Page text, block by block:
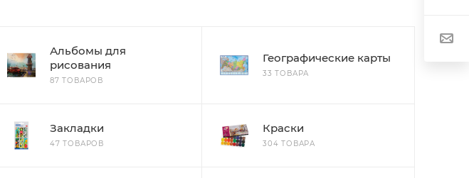
Альбомы для
рисования
87 ТОВАРОВ
Географические карты
33 ТОВАРА
Закладки
47 ТОВАРОВ
Краски
304 ТОВАРА